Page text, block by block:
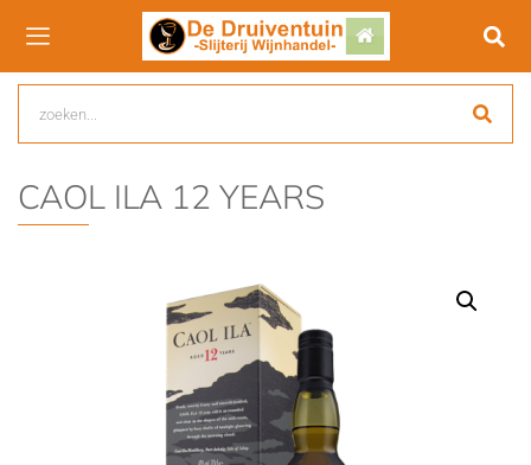
CAOL ILA 12 YEARS